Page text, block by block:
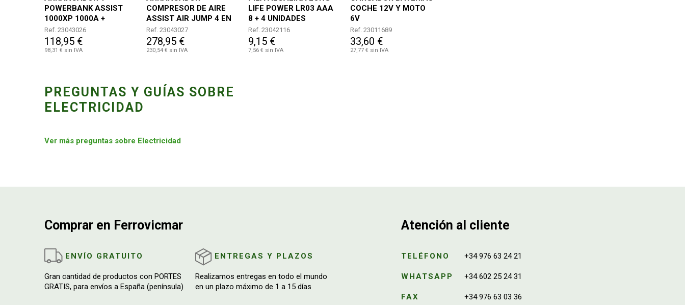
POWERBANK ASSIST
1000XP 1000A +
LINTERNA
Ref. 23043026
118,95 €
98,31 € sin IVA
COMPRESOR DE AIRE
ASSIST AIR JUMP 4 EN
1-ARRANC.+
COMPRES.
POWERBANK+ LINT
Ref. 23043027
278,95 €
230,54 € sin IVA
LIFE POWER LR03 AAA
8 + 4 UNIDADES
Ref. 23042116
9,15 €
7,56 € sin IVA
COCHE 12V Y MOTO
6V
Ref. 23011689
33,60 €
27,77 € sin IVA
PREGUNTAS Y GUÍAS SOBRE
ELECTRICIDAD
Ver más preguntas sobre Electricidad
Comprar en Ferrovicmar
ENVÍO GRATUITO
Gran cantidad de productos con PORTES
GRATIS, para envíos a España (península)
ENTREGAS Y PLAZOS
Realizamos entregas en todo el mundo
en un plazo máximo de 1 a 15 días
Atención al cliente
TELÉFONO +34 976 63 24 21
WHATSAPP +34 602 25 24 31
FAX +34 976 63 03 36